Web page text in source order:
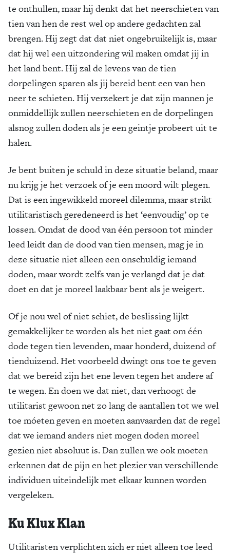
te onthullen, maar hij denkt dat het neerschieten van
tien van hen de rest wel op andere gedachten zal
brengen. Hij zegt dat dat niet ongebruikelijk is, maar
dat hij wel een uitzondering wil maken omdat jij in
het land bent. Hij zal de levens van de tien
dorpelingen sparen als jij bereid bent een van hen
neer te schieten. Hij verzekert je dat zijn mannen je
onmiddellijk zullen neerschieten en de dorpelingen
alsnog zullen doden als je een geintje probeert uit te
halen.
Je bent buiten je schuld in deze situatie beland, maar
nu krijg je het verzoek of je een moord wilt plegen.
Dat is een ingewikkeld moreel dilemma, maar strikt
utilitaristisch geredeneerd is het ‘eenvoudig’ op te
lossen. Omdat de dood van één persoon tot minder
leed leidt dan de dood van tien mensen, mag je in
deze situatie niet alleen een onschuldig iemand
doden, maar wordt zelfs van je verlangd dat je dat
doet en dat je moreel laakbaar bent als je weigert.
Of je nou wel of niet schiet, de beslissing lijkt
gemakkelijker te worden als het niet gaat om één
dode tegen tien levenden, maar honderd, duizend of
tienduizend. Het voorbeeld dwingt ons toe te geven
dat we bereid zijn het ene leven tegen het andere af
te wegen. En doen we dat niet, dan verhoogt de
utilitarist gewoon net zo lang de aantallen tot we wel
toe móeten geven en moeten aanvaarden dat de regel
dat we iemand anders niet mogen doden moreel
gezien niet absoluut is. Dan zullen we ook moeten
erkennen dat de pijn en het plezier van verschillende
individuen uiteindelijk met elkaar kunnen worden
vergeleken.
Ku Klux Klan
Utilitaristen verplichten zich er niet alleen toe leed